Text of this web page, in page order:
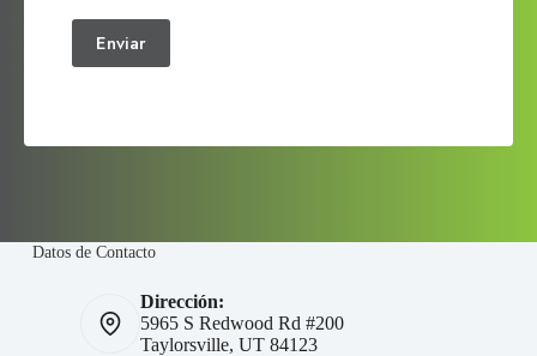
Enviar
Datos de Contacto
Dirección:
5965 S Redwood Rd #200
Taylorsville, UT 84123